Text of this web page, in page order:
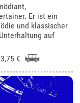
Er ist ein
und klassischer
auf
€